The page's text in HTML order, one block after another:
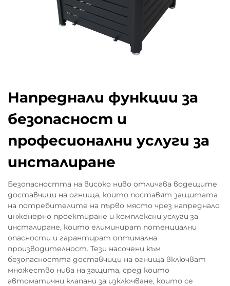
Напреднали функции за
безопасност и
професионални услуги за
инсталиране
Безопасността на високо ниво отличава водещите
доставчици на огнища, които поставят защитата
на потребителите на първо място чрез напреднало
инженерно проектиране и комплексни услуги за
инсталиране, които елиминират потенциални
опасности и гарантират оптимална
производителност. Тези насочени към
безопасността доставчици на огнища включват
множество нива на защита, сред които
автоматични клапани за изключване, които се